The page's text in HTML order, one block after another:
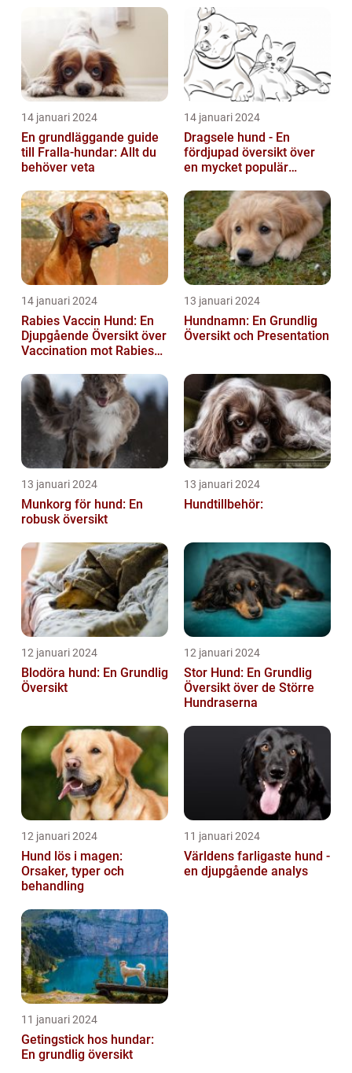
14 januari 2024
En grundläggande guide
till Fralla-hundar: Allt du
behöver veta
14 januari 2024
Dragsele hund - En
fördjupad översikt över
en mycket populär
14 januari 2024
Rabies Vaccin Hund: En
Djupgående Översikt över
Vaccination mot Rabies
13 januari 2024
Hundnamn: En Grundlig
Översikt och Presentation
13 januari 2024
Munkorg för hund: En
robusk översikt
13 januari 2024
Hundtillbehör:
12 januari 2024
Blodöra hund: En Grundlig
Översikt
12 januari 2024
Stor Hund: En Grundlig
Översikt över de Större
Hundraserna
12 januari 2024
Hund lös i magen:
Orsaker, typer och
behandling
11 januari 2024
Världens farligaste hund -
en djupgående analys
11 januari 2024
Getingstick hos hundar:
En grundlig översikt